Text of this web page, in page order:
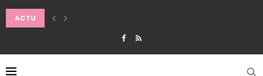
ACTU
COMMENT CHOISIR LA POUSSETTE IDÉALE POUR LE CONFORT DE